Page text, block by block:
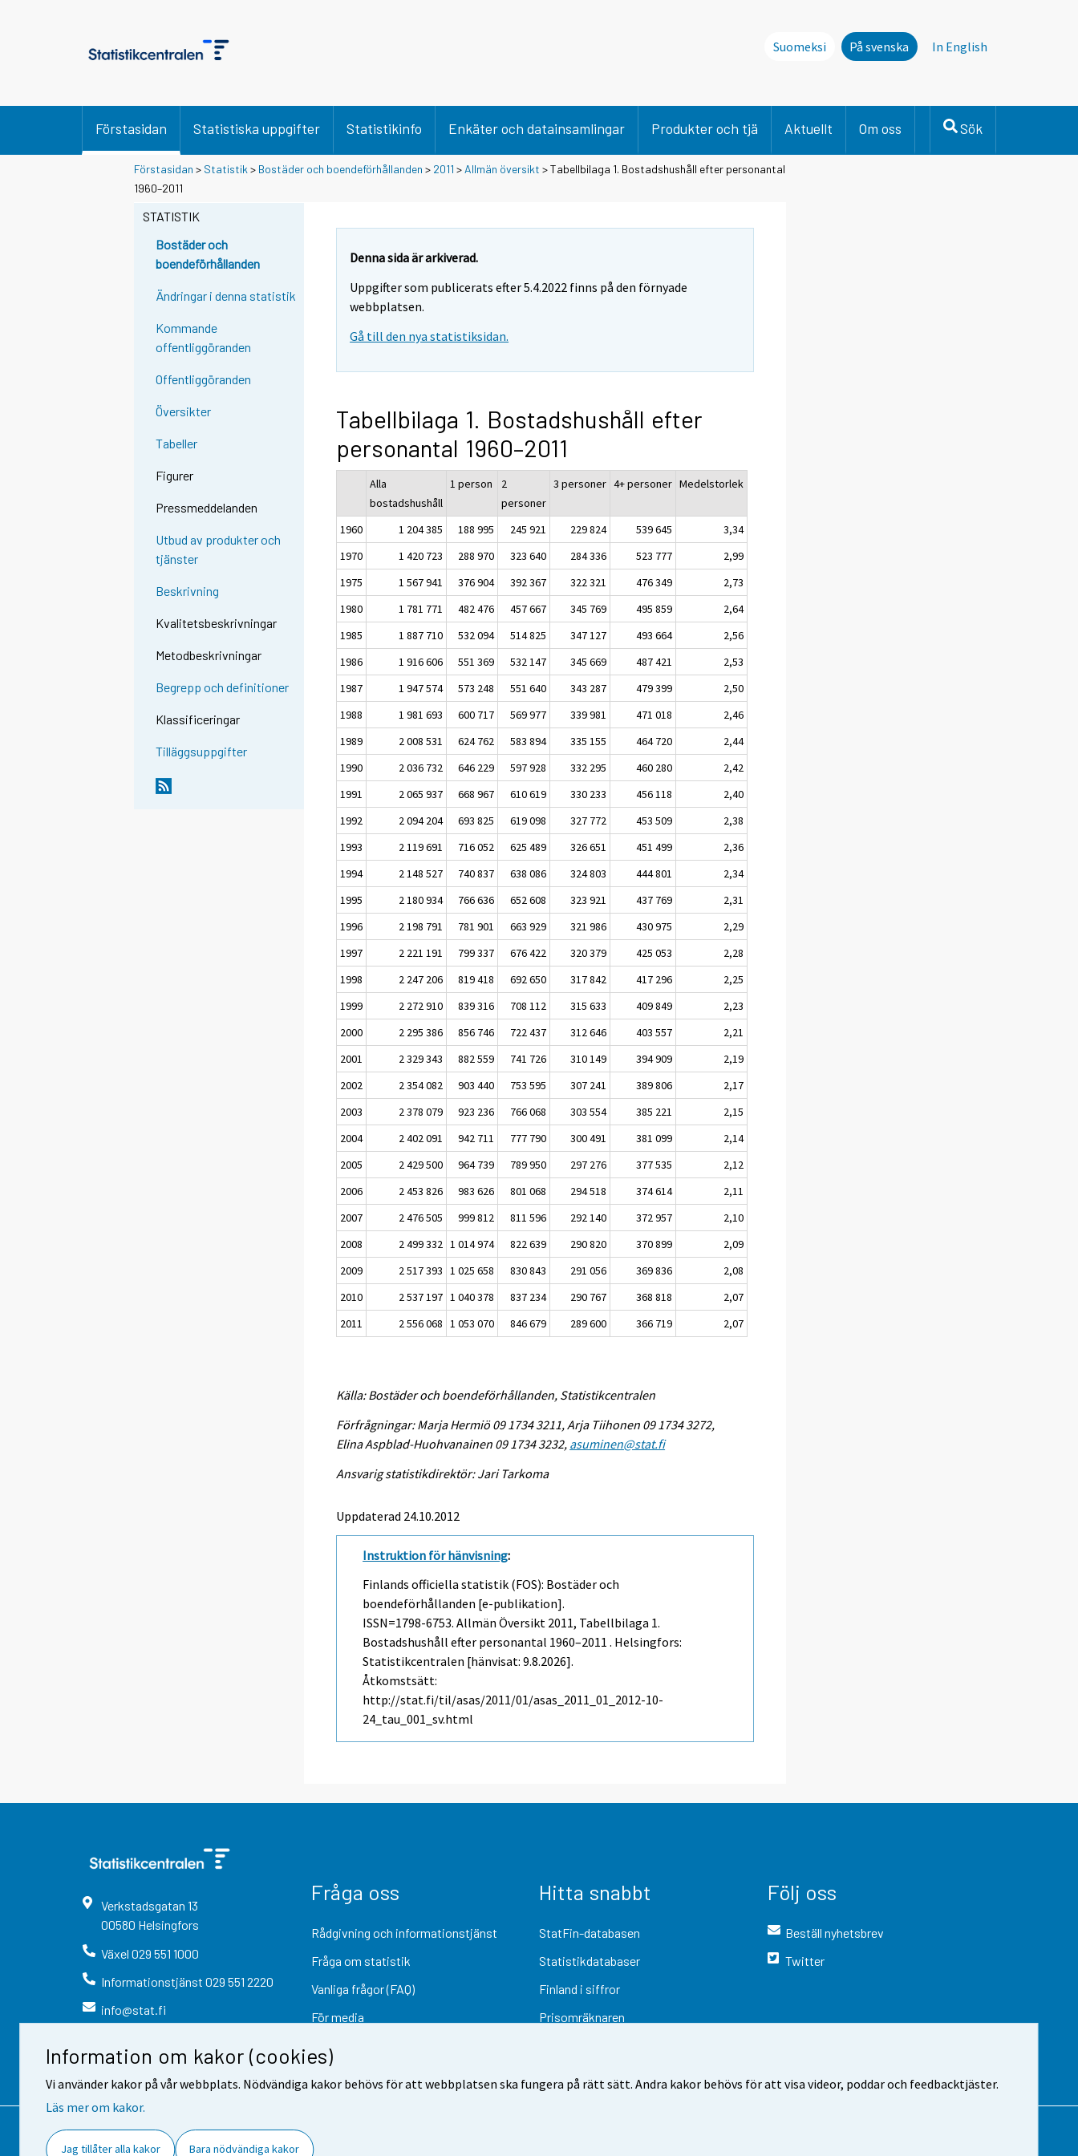
Information om kakor (cookies)
Vi använder kakor på vår webbplats. Nödvändiga kakor behövs för att webbplatsen ska fungera på rätt sätt. Andra kakor behövs för att visa videor, poddar och feedbacktjäster.
Läs mer om kakor.
Jag tillåter alla kakor Bara nödvändiga kakor
Suomeksi På svenska In English
Förstasidan Statistiska uppgifter Statistikinfo Enkäter och datainsamlingar Produkter och tjä Aktuellt Om oss Sök
Förstasidan > Statistik > Bostäder och boendeförhållanden > 2011 > Allmän översikt > Tabellbilaga 1. Bostadshushåll efter personantal
1960–2011
STATISTIK
Bostäder och
boendeförhållanden
Ändringar i denna statistik
Kommande
offentliggöranden
Offentliggöranden
Översikter
Tabeller
Figurer
Pressmeddelanden
Utbud av produkter och
tjänster
Beskrivning
Kvalitetsbeskrivningar
Metodbeskrivningar
Begrepp och definitioner
Klassificeringar
Tilläggsuppgifter
Denna sida är arkiverad.
Uppgifter som publicerats efter 5.4.2022 finns på den förnyade
webbplatsen.
Gå till den nya statistiksidan.
Tabellbilaga 1. Bostadshushåll efter
personantal 1960–2011
Alla
bostadshushåll
1 person
2
personer
3 personer 4+ personer Medelstorlek
1960 1 204 385 188 995 245 921 229 824 539 645
3,34
1970
1 420 723 288 970 323 640 284 336 523 777
2,99
1975
1 567 941 376 904 392 367 322 321 476 349
2,73
1980
1 781 771 482 476 457 667 345 769 495 859
2,64
1985
1 887 710 532 094 514 825 347 127 493 664
2,56
1986
1 916 606 551 369 532 147 345 669 487 421
2,53
1987
1 947 574 573 248 551 640 343 287 479 399
2,50
1988
1 981 693 600 717 569 977 339 981 471 018
2,46
1989
2 008 531 624 762 583 894 335 155 464 720
2,44
1990
2 036 732 646 229 597 928 332 295 460 280
2,42
1991
2 065 937 668 967 610 619 330 233 456 118
2,40
1992
2 094 204 693 825 619 098 327 772 453 509
2,38
1993
2 119 691 716 052 625 489 326 651 451 499
2,36
1994
2 148 527 740 837 638 086 324 803 444 801
2,34
1995
2 180 934 766 636 652 608 323 921 437 769
2,31
1996
2 198 791 781 901 663 929 321 986 430 975
2,29
1997
2 221 191 799 337 676 422 320 379 425 053
2,28
1998
2 247 206 819 418 692 650 317 842 417 296
2,25
1999
2 272 910 839 316 708 112 315 633 409 849
2,23
2000
2 295 386 856 746 722 437 312 646 403 557
2,21
2001
2 329 343 882 559 741 726 310 149 394 909
2,19
2002
2 354 082 903 440 753 595 307 241 389 806
2,17
2003
2 378 079 923 236 766 068 303 554 385 221
2,15
2004
2 402 091 942 711 777 790 300 491 381 099
2,14
2005
2 429 500 964 739 789 950 297 276 377 535
2,12
2006
2 453 826 983 626 801 068 294 518 374 614
2,11
2007
2 476 505 999 812 811 596 292 140 372 957
2,10
2008
2 499 332 1 014 974 822 639 290 820 370 899
2,09
2009
2 517 393 1 025 658 830 843 291 056 369 836
2,08
2010
2 537 197 1 040 378 837 234 290 767 368 818
2,07
2011
2 556 068 1 053 070 846 679 289 600 366 719 2,07
Källa: Bostäder och boendeförhållanden, Statistikcentralen
Förfrågningar: Marja Hermiö 09 1734 3211, Arja Tiihonen 09 1734 3272,
Elina Aspblad-Huohvanainen 09 1734 3232, asuminen@stat.fi
Ansvarig statistikdirektör: Jari Tarkoma
Uppdaterad 24.10.2012
Instruktion för hänvisning:
Finlands officiella statistik (FOS): Bostäder och
boendeförhållanden [e-publikation].
ISSN=1798-6753.Allmän Översikt 2011, Tabellbilaga 1.
Bostadshushåll efter personantal 1960–2011 . Helsingfors:
Statistikcentralen [hänvisat: 9.8.2026].
Åtkomstsätt:
http://stat.fi/til/asas/2011/01/asas_2011_01_2012-10-
24_tau_001_sv.html
Verkstadsgatan 13
00580 Helsingfors
Växel 029 551 1000
Informationstjänst 029 551 2220
info@stat.fi
Fråga oss
Rådgivning och informationstjänst
Fråga om statistik
Vanliga frågor (FAQ)
För media
Hitta snabbt
StatFin-databasen
Statistikdatabaser
Finland i siffror
Prisomräknaren
Följ oss
Beställ nyhetsbrev
Twitter
Kontaktinformation Respons